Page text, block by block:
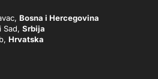
Bosna i Hercegovina
Sad, Srbija
Hrvatska